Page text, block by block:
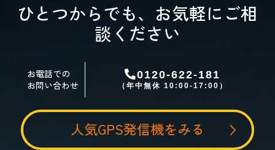
ひとつからでも、お気軽にご相
談ください
お電話での
お問い合わせ
0120-622-181
（年中無休 10:00-17:00）
人気GPS発信機をみる